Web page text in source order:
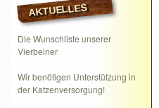
AKTUELLES
Die Wunschliste unserer
Vierbeiner
Wir benötigen Unterstützung in
der Katzenversorgung!